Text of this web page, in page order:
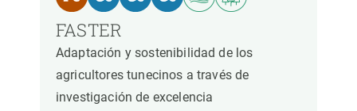
FASTER
Adaptación y sostenibilidad de los
agricultores tunecinos a través de
investigación de excelencia